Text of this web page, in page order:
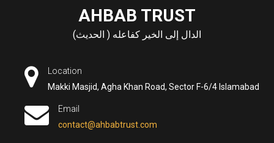
AHBAB TRUST
الدال إلى الخير كفاعله ( الحديث)
Location
Makki Masjid, Agha Khan Road, Sector F-6/4 Islamabad
Email
contact@ahbabtrust.com